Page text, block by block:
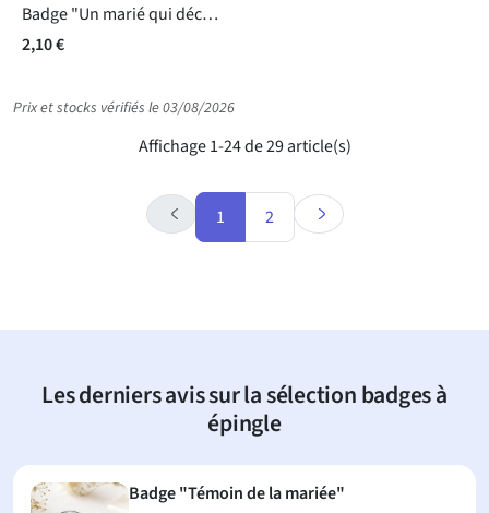
Badge "Un marié qui déchire"
2,10 €
Prix et stocks vérifiés le 03/08/2026
Affichage 1-24 de 29 article(s)
1 2
Les derniers avis sur la sélection badges à
épingle
Badge "Témoin de la mariée"